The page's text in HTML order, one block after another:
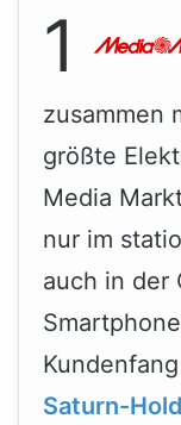
1
zusammen
größte
Media
nur im
auch in der
Saturn-